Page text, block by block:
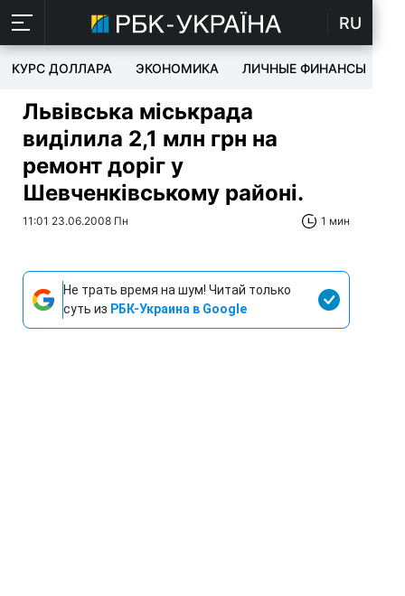
RU
КУРС ДОЛЛАРА ЭКОНОМИКА ЛИЧНЫЕ ФИНАНСЫ
Львівська міськрада
виділила 2,1 млн грн на
ремонт доріг у
Шевченківському районі.
11:01 23.06.2008 Пн 1 мин
Не трать время на шум! Читай только
суть из РБК-Украина в Google